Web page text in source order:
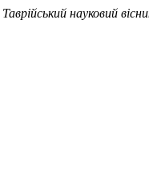
Таврійський науковий